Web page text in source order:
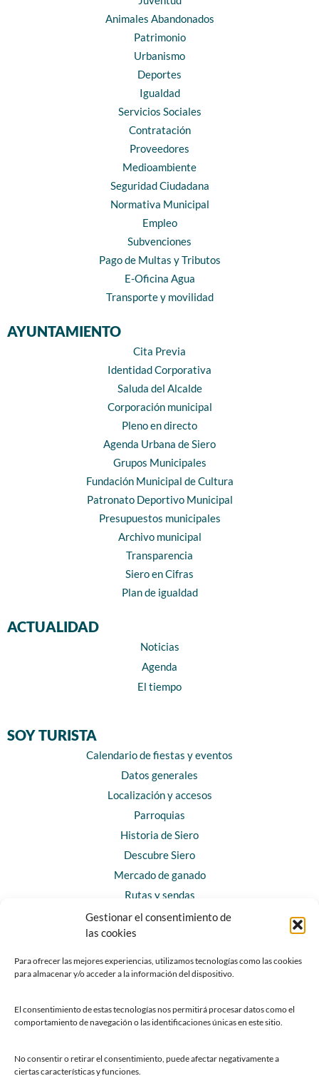
Gestionar el consentimiento de
las cookies
Para ofrecer las mejores experiencias, utilizamos tecnologías como las cookies
para almacenar y/o acceder a la información del dispositivo.
El consentimiento de estas tecnologías nos permitirá procesar datos como el
comportamiento de navegación o las identificaciones únicas en este sitio.
No consentir o retirar el consentimiento, puede afectar negativamente a
ciertas características y funciones.
Animales Abandonados
Patrimonio
Urbanismo
Deportes
Igualdad
Servicios Sociales
Contratación
Proveedores
Medioambiente
Seguridad Ciudadana
Normativa Municipal
Empleo
Subvenciones
Pago de Multas y Tributos
E-Oficina Agua
Transporte y movilidad
AYUNTAMIENTO
Cita Previa
Identidad Corporativa
Saluda del Alcalde
Corporación municipal
Pleno en directo
Agenda Urbana de Siero
Grupos Municipales
Fundación Municipal de Cultura
Patronato Deportivo Municipal
Presupuestos municipales
Archivo municipal
Transparencia
Siero en Cifras
Plan de igualdad
ACTUALIDAD
Noticias
Agenda
El tiempo
SOY TURISTA
Calendario de fiestas y eventos
Datos generales
Localización y accesos
Parroquias
Historia de Siero
Descubre Siero
Mercado de ganado
Rutas y sendas
Horarios y contacto
Teléfonos de interés
Chatbot Siero
SEDES ELECTRÓNICAS
Sede del Ayuntamiento de Siero